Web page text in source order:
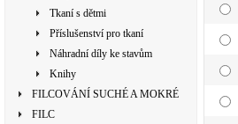
Tkaní s dětmi
Příslušenství pro tkaní
Náhradní díly ke stavům
Knihy
FILCOVÁNÍ SUCHÉ A MOKRÉ
FILC